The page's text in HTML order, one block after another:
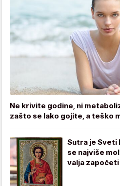
Ne krivite godine, ni
zašto se lako gojite, a teško
Sutra je Sveti
se najviše
valja započeti